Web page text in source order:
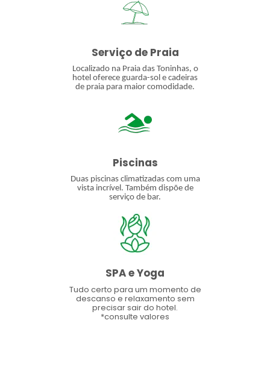
Serviço de Praia
Localizado na Praia das Toninhas, o
hotel oferece guarda-sol e cadeiras
de praia para maior comodidade.
Piscinas
Duas piscinas climatizadas com uma
vista incrível. Também dispõe de
serviço de bar.
SPA e Yoga
Tudo certo para um momento de
descanso e relaxamento sem
precisar sair do hotel.
*consulte valores